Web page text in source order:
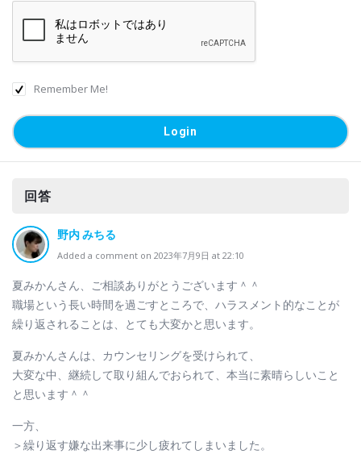
Remember Me!
回答
野内 みちる
Added a comment on 2023年7月9日 at 22:10
夏みかんさん、ご相談ありがとうございます＾＾
職場という長い時間を過ごすところで、ハラスメント的なことが
繰り返されることは、とても大変かと思います。
夏みかんさんは、カウンセリングを受けられて、
大変な中、継続して取り組んでおられて、本当に素晴らしいこと
と思います＾＾
一方、
＞繰り返す嫌な出来事に少し疲れてしまいました。